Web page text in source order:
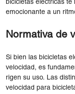
bicicletas eléctricas
emocionante a un
Normativa de
Si bien las bicicletas
velocidad, es
rigen su uso. Las
velocidad para